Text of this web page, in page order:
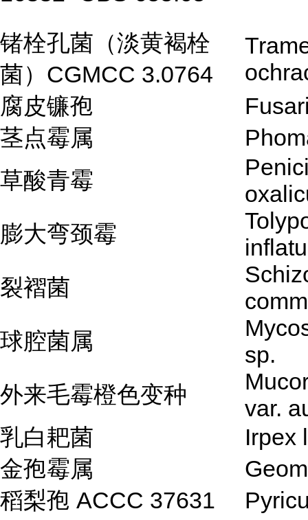
锗栓孔菌（淡黄褐栓
菌）CGMCC 3.0764
腐皮镰孢
茎点霉属
草酸青霉
膨大弯颈霉
裂褶菌
球腔菌属
sp.
外来毛霉橙色变种
var.
乳白耙菌
Irpex
金孢霉属
稻梨孢 ACCC 37631